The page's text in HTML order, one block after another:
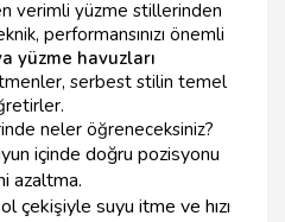
verimli yüzme stillerinden
performansınızı önemli
yüzme havuzları
serbest stilin temel
neler öğreneceksiniz?
içinde doğru pozisyonu
azaltma.
çekişiyle suyu itme ve hızı